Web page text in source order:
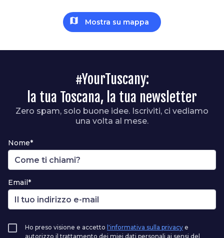
map Mostra su mappa
#YourTuscany:
la tua Toscana, la tua newsletter
Zero spam, solo buone idee. Iscriviti, ci vediamo
una volta al mese.
Nome*
Email*
Ho preso visione e accetto l'informativa sulla privacy e
autorizzo il trattamento dei miei dati personali ai sensi del